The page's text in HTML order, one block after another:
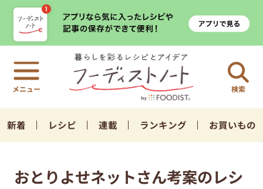
検索
新着 レシピ 連載 ランキング お買いもの
おとりよせネットさん考案のレシ